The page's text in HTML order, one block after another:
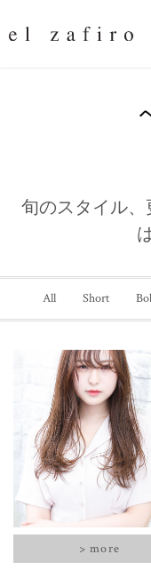
旬のスタイル、
All Short
> more